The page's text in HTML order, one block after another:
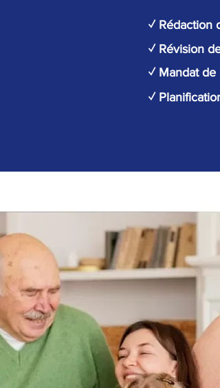
✓ Rédaction
✓ Révision
✓ Mandat de
✓